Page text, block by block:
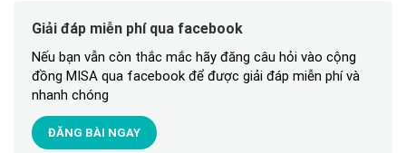
Giải đáp miễn phí qua facebook
Nếu bạn vẫn còn thắc mắc hãy đăng câu hỏi vào cộng
đồng MISA qua facebook để được giải đáp miễn phí và
nhanh chóng
ĐĂNG BÀI NGAY